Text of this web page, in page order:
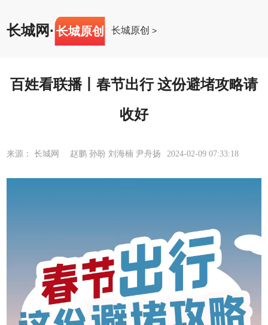
长城网· 长城原创 长城原创 >
百姓看联播丨春节出行 这份避堵攻略请
收好
来源： 长城网 赵鹏 孙盼 刘海楠 尹舟扬 2024-02-09 07:33:18